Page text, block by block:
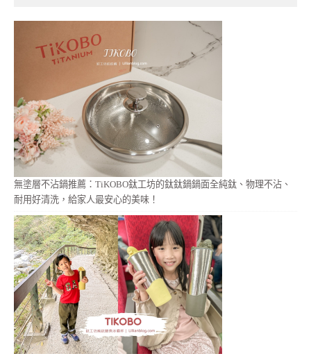
無塗層不沾鍋推薦：TiKOBO鈦工坊的鈦鈦鍋鍋面全純鈦、物理不沾、
耐用好清洗，給家人最安心的美味！